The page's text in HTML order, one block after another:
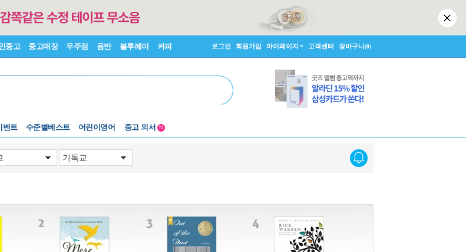
중고 중고매장 우주점 음반 블루레이 커피 로그인 회원가입 마이페이지 고객센터 장바구니(0)
벤트
Lexile®
어린이영어
5백원부터
N